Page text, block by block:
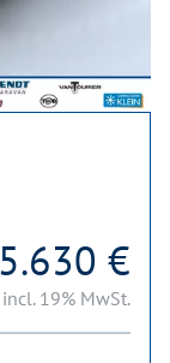
€
incl. 19% MwSt.